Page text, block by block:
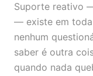
Suporte reativo
— existe em toda
nenhum
saber é outra
quando nada